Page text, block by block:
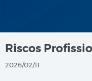
Riscos
2026/02/11